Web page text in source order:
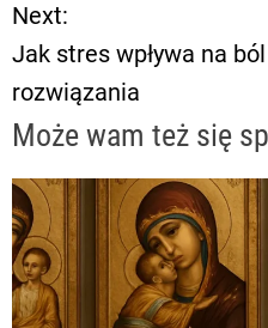
w
i
g
a
c
j
Next:
Jak stres wpływa na
rozwiązania
Może wam też się